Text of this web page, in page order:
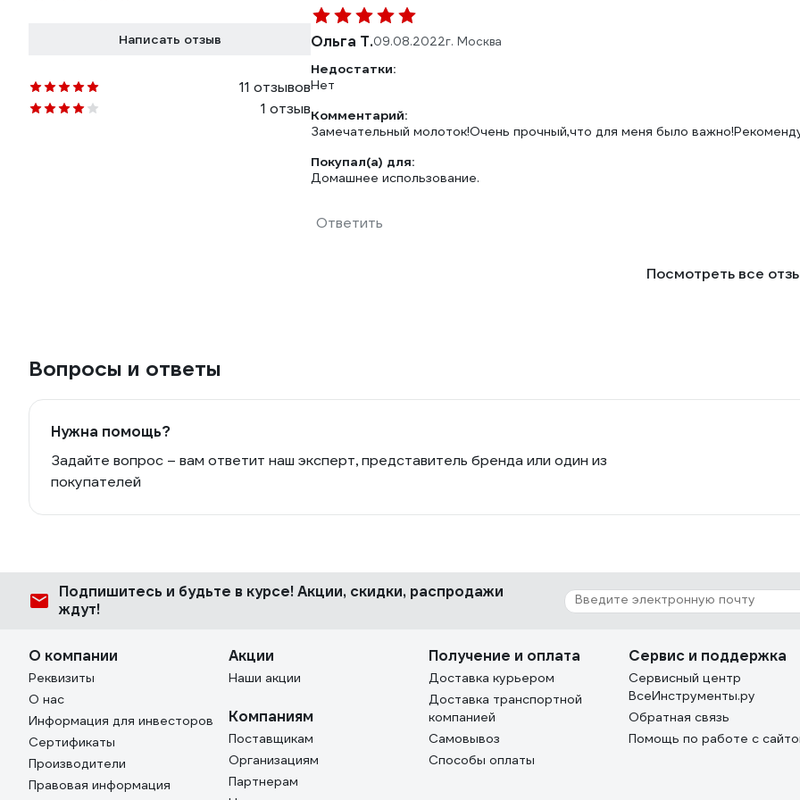
Написать отзыв
11 отзывов
1 отзыв
Ольга Т.09.08.2022г. Москва
Недостатки:
Нет
Комментарий:
Замечательный молоток!Очень прочный,что для меня было
Покупал(а) для:
Домашнее использование.
Ответить
Посмотреть все
Вопросы и ответы
Нужна помощь?
Задайте вопрос – вам ответит наш эксперт, представитель бренда или один из
покупателей
Подпишитесь и будьте в курсе! Акции, скидки, распродажи
ждут!
О компании
Реквизиты
О нас
Информация для инвесторов
Сертификаты
Производители
Правовая информация
Акции
Наши акции
Компаниям
Поставщикам
Организациям
Партнерам
Получение и оплата
Доставка курьером
Доставка транспортной
компанией
Самовывоз
Способы оплаты
Сервис и поддержка
Сервисный центр
ВсеИнструменты.ру
Обратная связь
Помощь по работе с